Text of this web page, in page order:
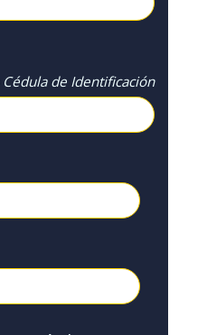
de Identificación